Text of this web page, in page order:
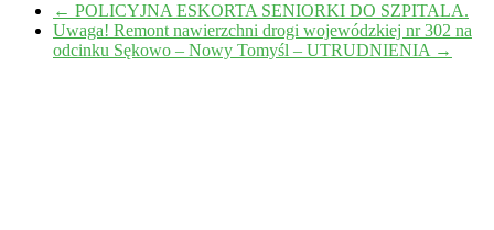
← POLICYJNA ESKORTA SENIORKI DO SZPITALA.
Uwaga! Remont nawierzchni drogi wojewódzkiej nr 302 na
odcinku Sękowo – Nowy Tomyśl – UTRUDNIENIA →